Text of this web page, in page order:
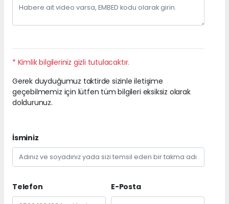
* Kimlik bilgileriniz gizli tutulacaktır.
Gerek duyduğumuz taktirde sizinle iletişime
geçebilmemiz için lütfen tüm bilgileri eksiksiz olarak
doldurunuz.
İsminiz
Telefon E-Posta